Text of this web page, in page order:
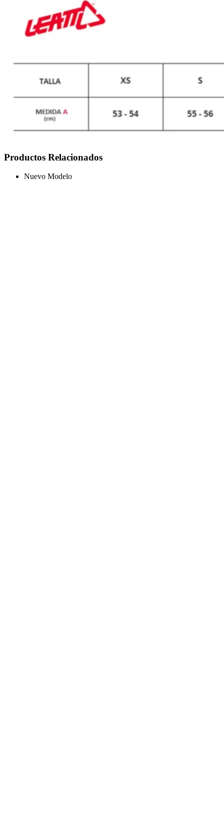
Productos Relacionados
Nuevo Modelo